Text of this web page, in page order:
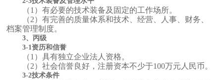
（1）有必要的技术装备及固定的工作场所。
（2）有完善的质量体系和技术、经营、人事、财务、
档案管理制度。
3、丙级
3-1资历和信誉
（1）具有独立企业法人资格。
（2）社会信誉良好，注册资本不少于100万元人民币。
3-2技术条件